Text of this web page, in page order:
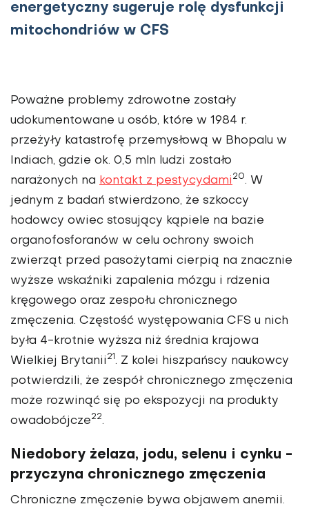
energetyczny sugeruje rolę dysfunkcji
mitochondriów w CFS
Poważne problemy zdrowotne zostały
udokumentowane u osób, które w 1984 r.
przeżyły katastrofę przemysłową w Bhopalu w
Indiach, gdzie ok. 0,5 mln ludzi zostało
narażonych na kontakt z pestycydami 20. W
jednym z badań stwierdzono, że szkoccy
hodowcy owiec stosujący kąpiele na bazie
organofosforanów w celu ochrony swoich
zwierząt przed pasożytami cierpią na znacznie
wyższe wskaźniki zapalenia mózgu i rdzenia
kręgowego oraz zespołu chronicznego
zmęczenia. Częstość występowania CFS u nich
była 4-krotnie wyższa niż średnia krajowa
Wielkiej Brytanii 21 . Z kolei hiszpańscy naukowcy
potwierdzili, że zespół chronicznego zmęczenia
może rozwinąć się po ekspozycji na produkty
owadobójcze22.
Niedobory żelaza, jodu, selenu i cynku -
przyczyna chronicznego zmęczenia
Chroniczne zmęczenie bywa objawem anemii.